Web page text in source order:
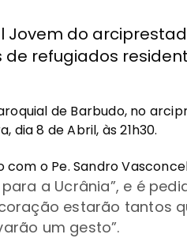
Jovem do
refugiados
de Barbudo, no
dia 8 de Abril, às 21h30.
com o Pe. Sandro
a Ucrânia”, e é
estarão tantos
um gesto”.